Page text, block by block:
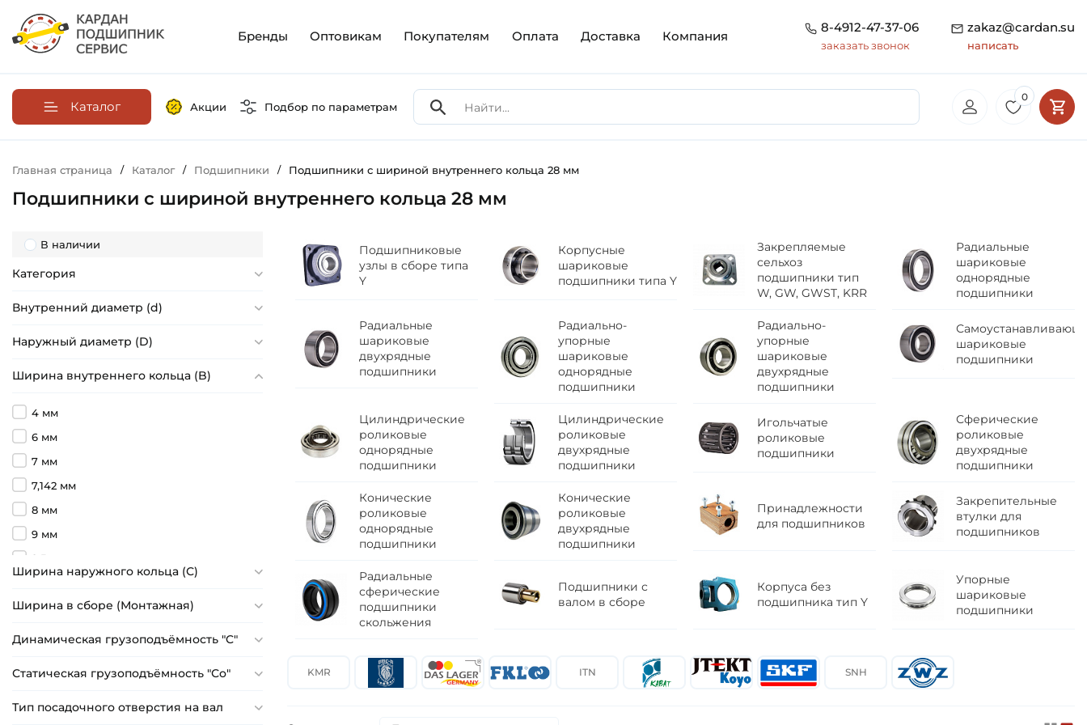
Бренды Оптовикам Покупателям Оплата Доставка Компания
8-4912-47-37-06
заказать звонок
zakaz@cardan.su
написать
Каталог Акции Подбор по параметрам
0
Главная страница / Каталог / Подшипники / Подшипники с шириной внутреннего кольца 28 мм
Подшипники с шириной внутреннего кольца 28 мм
В наличии
Категория
Внутренний диаметр (d)
Наружный диаметр (D)
Ширина внутреннего кольца (B)
4 мм
6 мм
7 мм
7,142 мм
8 мм
9 мм
11 мм
14 мм
14,4 мм
Ширина наружного кольца (С)
Ширина в сборе (Монтажная)
Динамическая грузоподъёмность "C"
Статическая грузоподъёмность "Сo"
Тип посадочного отверстия на вал
Подшипниковые
узлы в сборе типа
Y
Корпусные
шариковые
подшипники типа Y
Закрепляемые
сельхоз
подшипники тип
W, GW, GWST, KRR
Радиальные
шариковые
однорядные
подшипники
Радиальные
шариковые
двухрядные
подшипники
Радиально-
упорные
шариковые
однорядные
подшипники
Радиально-
упорные
шариковые
двухрядные
подшипники
шариковые
подшипники
Цилиндрические
роликовые
однорядные
подшипники
Цилиндрические
роликовые
двухрядные
подшипники
Игольчатые
роликовые
подшипники
Сферические
роликовые
двухрядные
подшипники
Конические
роликовые
однорядные
подшипники
Конические
роликовые
двухрядные
подшипники
Принадлежности
для подшипников
Закрепительные
втулки для
подшипников
Радиальные
сферические
подшипники
скольжения
Подшипники с
валом в сборе
Корпуса без
подшипника тип Y
Упорные
шариковые
подшипники
KMR ITN SNH